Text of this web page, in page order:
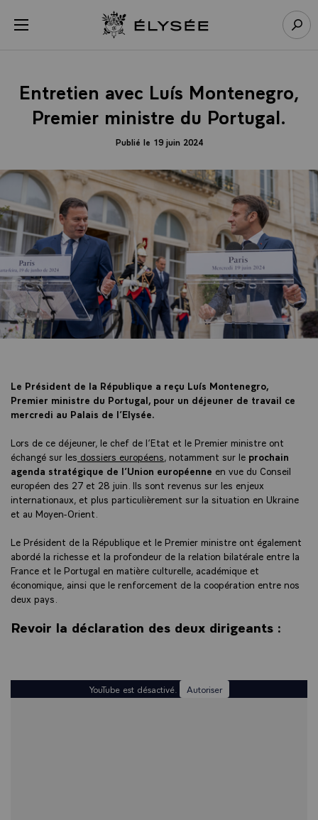
menu Retour à l’accueil Élysée
Entretien avec Luís Montenegro,
Premier ministre du Portugal.
Publié le 19 juin 2024
Le Président de la République a reçu Luís Montenegro,
Premier ministre du Portugal, pour un déjeuner de travail ce
mercredi au Palais de l’Elysée.
Lors de ce déjeuner, le chef de l’Etat et le Premier ministre ont
échangé sur les dossiers européens , notamment sur le prochain
agenda stratégique de l’Union européenne en vue du Conseil
européen des 27 et 28 juin. Ils sont revenus sur les enjeux
internationaux, et plus particulièrement sur la situation en Ukraine
et au Moyen-Orient.
Le Président de la République et le Premier ministre ont également
abordé la richesse et la profondeur de la relation bilatérale entre la
France et le Portugal en matière culturelle, académique et
économique, ainsi que le renforcement de la coopération entre nos
deux pays.
Revoir la déclaration des deux dirigeants :
YouTube est désactivé. Autoriser
Panneau de gestion des cookies